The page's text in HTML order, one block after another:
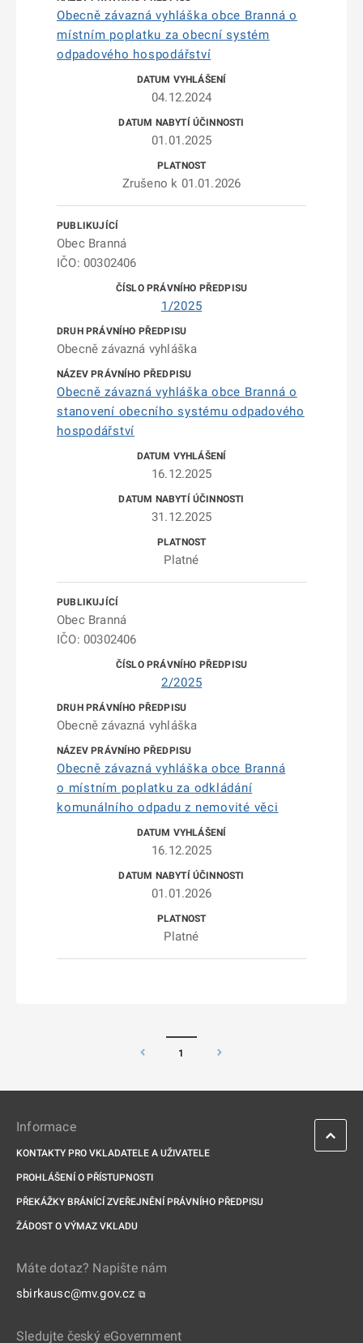
Obecně závazná vyhláška obce Branná o
místním poplatku za obecní systém
odpadového hospodářství
04.12.2024
01.01.2025
Zrušeno k 01.01.2026
Obec Branná
IČO: 00302406
1/2025
Obecně závazná vyhláška
Obecně závazná vyhláška obce Branná o
stanovení obecního systému odpadového
hospodářství
16.12.2025
31.12.2025
Platné
Obec Branná
IČO: 00302406
2/2025
Obecně závazná vyhláška
Obecně závazná vyhláška obce Branná
o místním poplatku za odkládání
komunálního odpadu z nemovité věci
16.12.2025
01.01.2026
Platné
1
Informace
KONTAKTY PRO VKLADATELE A UŽIVATELE
PROHLÁŠENÍ O PŘÍSTUPNOSTI
PŘEKÁŽKY BRÁNÍCÍ ZVEŘEJNĚNÍ PRÁVNÍHO PŘEDPISU
ŽÁDOST O VÝMAZ VKLADU
Máte dotaz? Napište nám
sbirkausc@mv.gov.cz ⧉
Sledujte český eGovernment